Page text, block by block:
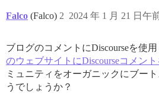
Falco (Falco) 2024 年 1 月 21 日午
2
ブログのコメントにDiscourseを使用
のウェブサイトにDiscourseコメン
ミュニティをオーガニックにブー
うでしょうか？